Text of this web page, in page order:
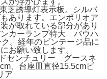
芝誘導灯表示板。シルバ
あります。エンポリオア
が取れている部分があり
ンカーランプ特大 バウハ
。経年のビンテージ品に
お願い致します。
センチュリー グースネ
、台座皿直径15.5cmビ
ア